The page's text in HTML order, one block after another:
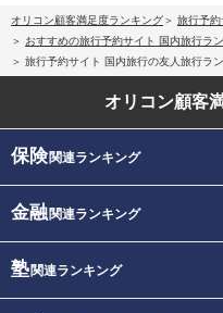
オリコン顧客満足度ランキング
旅行予約
おすすめの旅行予約サイト 国内旅行ラ
旅行予約サイト 国内旅行の友人旅行ラ
オリコン顧客
保険関連ランキング
金融関連ランキング
塾関連ランキング